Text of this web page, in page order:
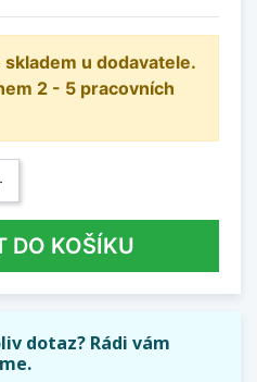
u dodavatele.
2 - 5 pracovních
DO KOŠÍKU
dotaz? Rádi vám